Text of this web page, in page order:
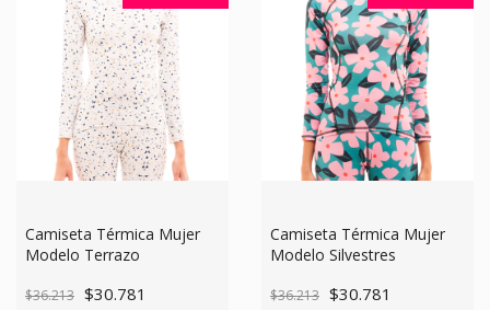
Camiseta Térmica Mujer
Modelo Terrazo
$36.213 $30.781
Camiseta Térmica Mujer
Modelo Silvestres
$36.213 $30.781